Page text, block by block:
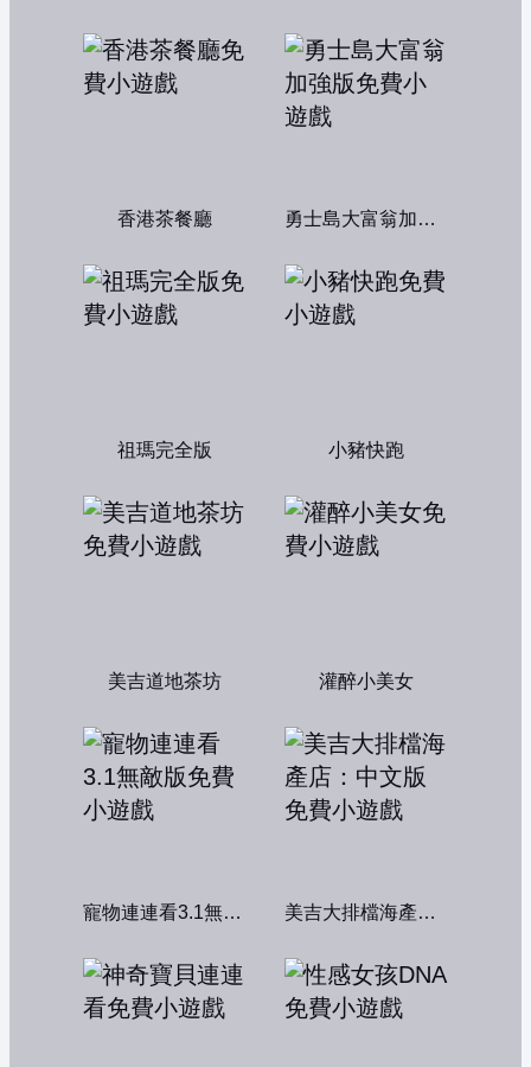
香港茶餐廳 勇士島大富翁加強版
祖瑪完全版 小豬快跑
美吉道地茶坊 灌醉小美女
寵物連連看3.1無敵版 美吉大排檔海產店：中文版